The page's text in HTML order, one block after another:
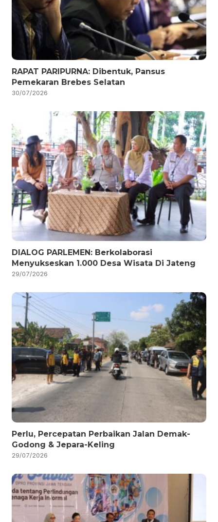
RAPAT PARIPURNA: Dibentuk, Pansus
Pemekaran Brebes Selatan
30/07/2026
DIALOG PARLEMEN: Berkolaborasi
Menyukseskan 1.000 Desa Wisata Di Jateng
29/07/2026
Perlu, Percepatan Perbaikan Jalan Demak-
Godong & Jepara-Keling
29/07/2026